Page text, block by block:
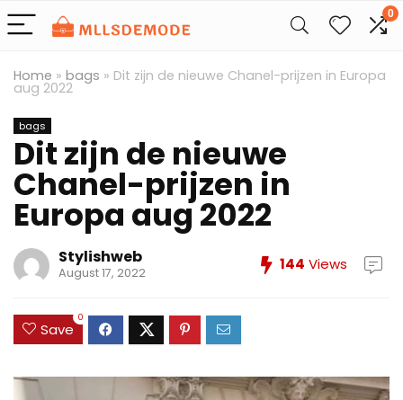
0
Home » bags » Dit zijn de nieuwe Chanel-prijzen in Europa
aug 2022
bags
Dit zijn de nieuwe
Chanel-prijzen in
Europa aug 2022
Stylishweb
August 17, 2022 144 Views
Save
0